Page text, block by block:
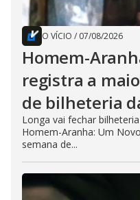
O VÍCIO / 07/08/2026
Homem-
registra a
de bilheteria
Longa vai fechar
Homem-Aranha: Um
semana de...